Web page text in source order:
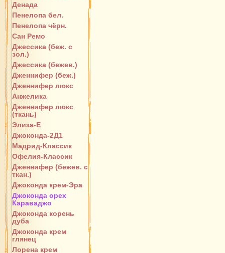
Денада
Пенелопа бел.
Пенелопа чёрн.
Сан Ремо
Джессика (беж. с
зол.)
Джессика (бежев.)
Дженнифер (беж.)
Дженнифер люкс
Анжелика
Дженнифер люкс
(ткань)
Элиза-Е
Джоконда-2Д1
Мадрид-Классик
Офелия-Классик
Дженнифер (бежев. с
ткан.)
Джоконда крем-Эра
Джоконда орех
Караваджо
Джоконда корень
дуба
Джоконда крем
глянец
Лорена крем